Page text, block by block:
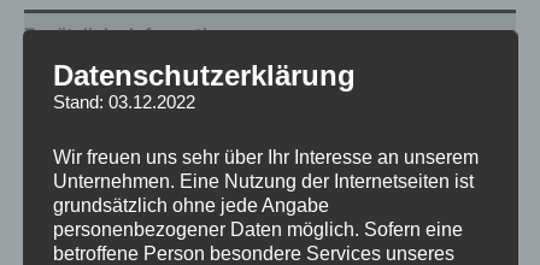
Zusätzliche Informationen
Produktsicherheit
Gewicht 1 kg
Produktart Radschraube
Datenschutzerklärung
Stand: 03.12.2022
Wir freuen uns sehr über Ihr Interesse an unserem
Unternehmen. Eine Nutzung der Internetseiten ist
grundsätzlich ohne jede Angabe
personenbezogener Daten möglich. Sofern eine
betroffene Person besondere Services unseres